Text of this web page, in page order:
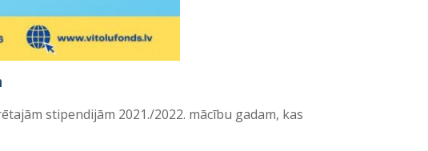
stipendijām 2021./2022. mācību gadam, kas